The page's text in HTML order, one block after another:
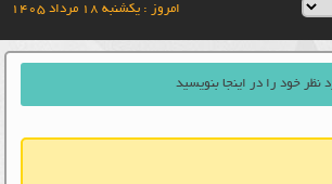
امروز : یکشنبه ۱۸ مرداد ۱۴۰۵